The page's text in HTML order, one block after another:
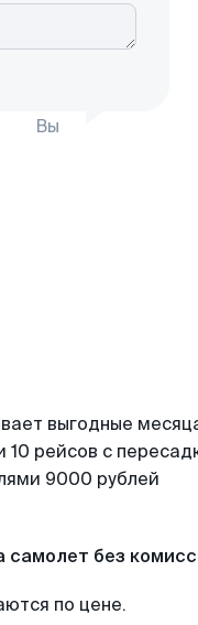
Вы
выгодные
рейсов с
9000 рублей
самолет без
по цене.